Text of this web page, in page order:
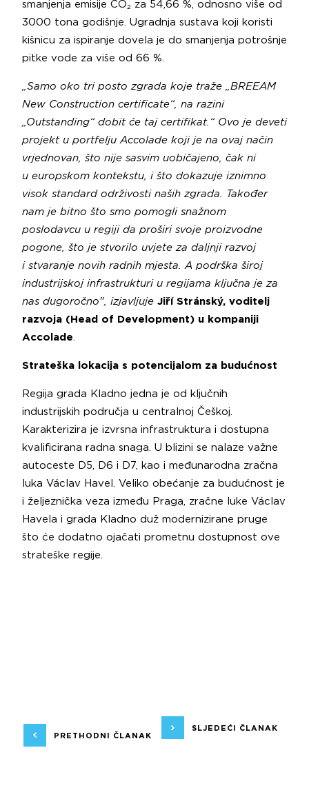
smanjenja emisije CO₂ za 54,66 %, odnosno više od
3000 tona godišnje. Ugradnja sustava koji koristi
kišnicu za ispiranje dovela je do smanjenja potrošnje
pitke vode za više od 66 %.
„Samo oko tri posto zgrada koje traže „BREEAM
New Construction certificate“, na razini
„Outstanding“ dobit će taj certifikat.“ Ovo je deveti
projekt u portfelju Accolade koji je na ovaj način
vrjednovan, što nije sasvim uobičajeno, čak ni
u europskom kontekstu, i što dokazuje iznimno
visok standard održivosti naših zgrada. Također
nam je bitno što smo pomogli snažnom
poslodavcu u regiji da proširi svoje proizvodne
pogone, što je stvorilo uvjete za daljnji razvoj
i stvaranje novih radnih mjesta. A podrška široj
industrijskoj infrastrukturi u regijama ključna je za
nas dugoročno", izjavljuje Jiří Stránský, voditelj
razvoja (Head of Development) u kompaniji
Accolade.
Strateška lokacija s potencijalom za budućnost
Regija grada Kladno jedna je od ključnih
industrijskih područja u centralnoj Češkoj.
Karakterizira je izvrsna infrastruktura i dostupna
kvalificirana radna snaga. U blizini se nalaze važne
autoceste D5, D6 i D7, kao i međunarodna zračna
luka Václav Havel. Veliko obećanje za budućnost je
i željeznička veza između Praga, zračne luke Václav
Havela i grada Kladno duž modernizirane pruge
što će dodatno ojačati prometnu dostupnost ove
strateške regije.
PRETHODNI ČLANAK
SLJEDEĆI ČLANAK